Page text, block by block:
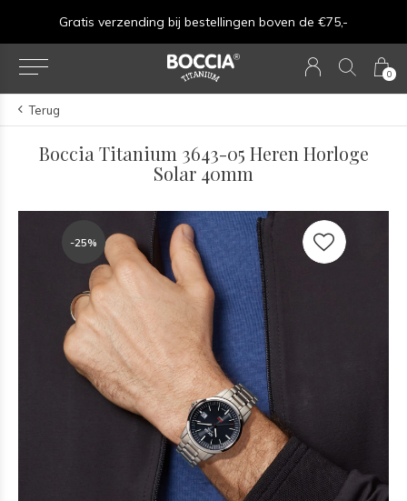
0
Gratis verzending bij bestellingen boven de €75,-
Terug
Boccia Titanium 3643-05 Heren Horloge
Solar 40mm
-25%